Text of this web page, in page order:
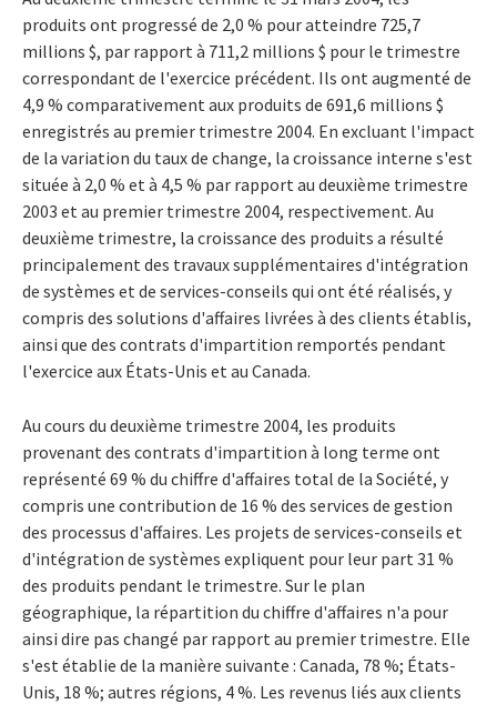
produits ont progressé de 2,0 % pour atteindre 725,7
millions $, par rapport à 711,2 millions $ pour le trimestre
correspondant de l'exercice précédent. Ils ont augmenté de
4,9 % comparativement aux produits de 691,6 millions $
enregistrés au premier trimestre 2004. En excluant l'impact
de la variation du taux de change, la croissance interne s'est
située à 2,0 % et à 4,5 % par rapport au deuxième trimestre
2003 et au premier trimestre 2004, respectivement. Au
deuxième trimestre, la croissance des produits a résulté
principalement des travaux supplémentaires d'intégration
de systèmes et de services-conseils qui ont été réalisés, y
compris des solutions d'affaires livrées à des clients établis,
ainsi que des contrats d'impartition remportés pendant
l'exercice aux États-Unis et au Canada.
Au cours du deuxième trimestre 2004, les produits
provenant des contrats d'impartition à long terme ont
représenté 69 % du chiffre d'affaires total de la Société, y
compris une contribution de 16 % des services de gestion
des processus d'affaires. Les projets de services-conseils et
d'intégration de systèmes expliquent pour leur part 31 %
des produits pendant le trimestre. Sur le plan
géographique, la répartition du chiffre d'affaires n'a pour
ainsi dire pas changé par rapport au premier trimestre. Elle
s'est établie de la manière suivante : Canada, 78 %; États-
Unis, 18 %; autres régions, 4 %. Les revenus liés aux clients